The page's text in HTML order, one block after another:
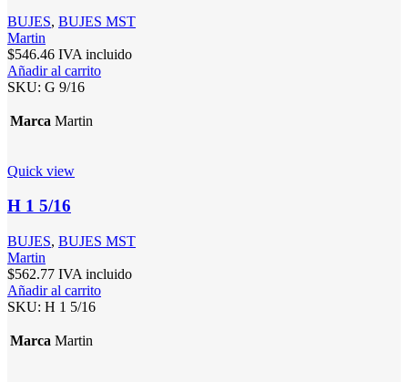
BUJES, BUJES MST
Martin
$546.46 IVA incluido
Añadir al carrito
SKU: G 9/16
Marca Martin
Quick view
H 1 5/16
BUJES, BUJES MST
Martin
$562.77 IVA incluido
Añadir al carrito
SKU: H 1 5/16
Marca Martin